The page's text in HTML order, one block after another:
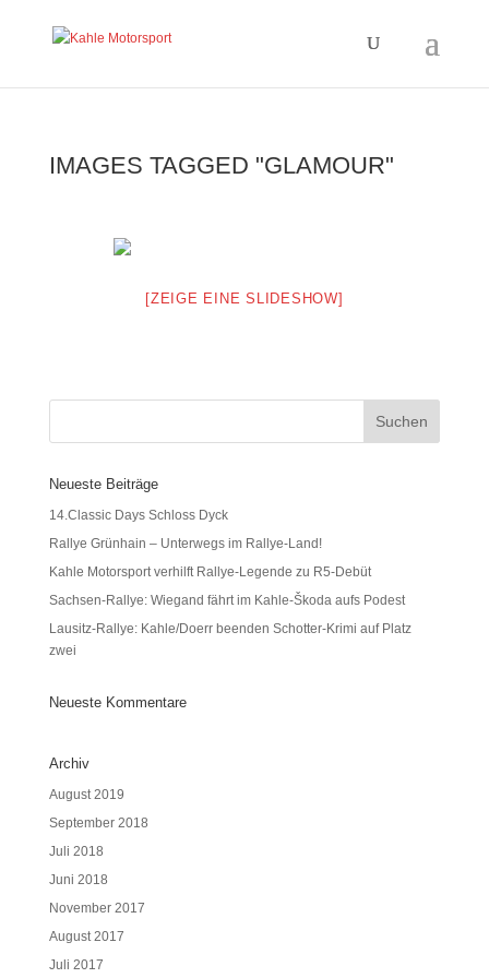
IMAGES TAGGED "GLAMOUR"
[ZEIGE EINE SLIDESHOW]
Neueste Beiträge
14.Classic Days Schloss Dyck
Rallye Grünhain – Unterwegs im Rallye-Land!
Kahle Motorsport verhilft Rallye-Legende zu R5-Debüt
Sachsen-Rallye: Wiegand fährt im Kahle-Škoda aufs Podest
Lausitz-Rallye: Kahle/Doerr beenden Schotter-Krimi auf Platz
zwei
Neueste Kommentare
Archiv
August 2019
September 2018
Juli 2018
Juni 2018
November 2017
August 2017
Juli 2017